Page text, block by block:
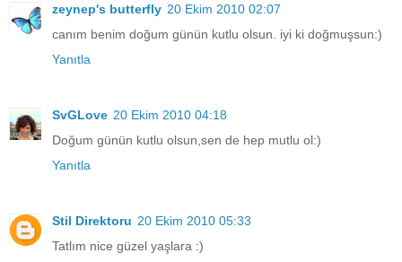
zeynep's butterfly 20 Ekim 2010 02:07
canım benim doğum günün kutlu olsun. iyi ki doğmuşsun:)
Yanıtla
SvGLove 20 Ekim 2010 04:18
Doğum günün kutlu olsun,sen de hep mutlu ol:)
Yanıtla
Stil Direktoru 20 Ekim 2010 05:33
Tatlım nice güzel yaşlara :)